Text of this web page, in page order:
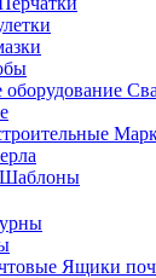
Шаблоны
Ящики